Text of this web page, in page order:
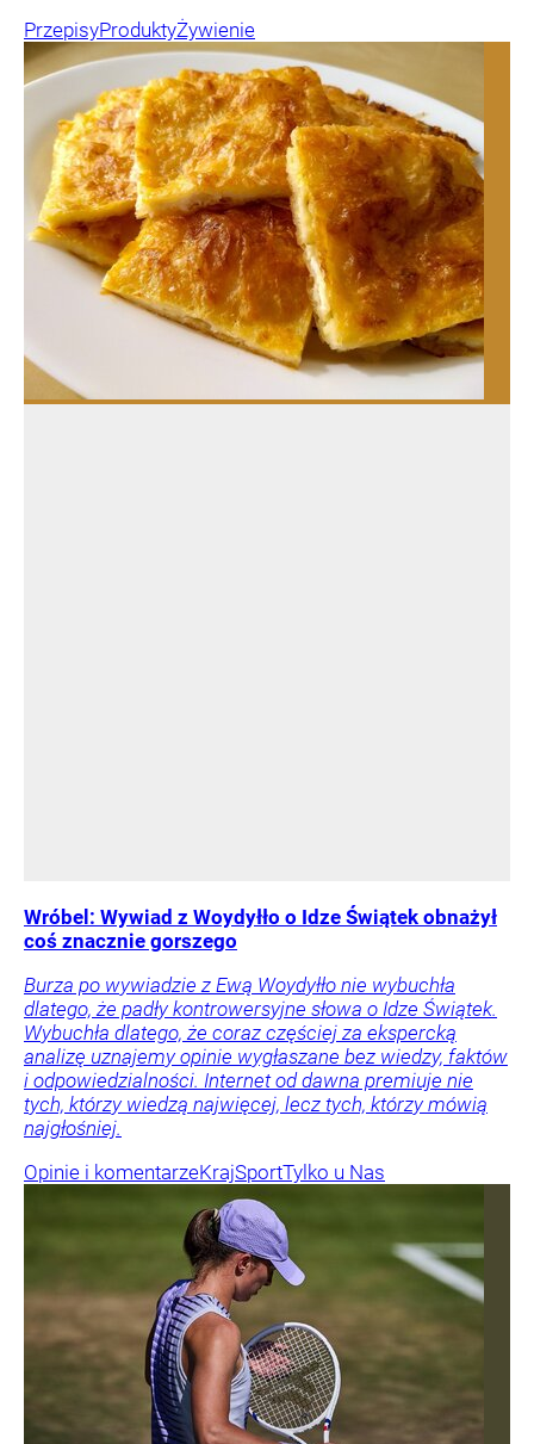
PrzepisyProduktyŻywienie
Wróbel: Wywiad z Woydyłło o Idze Świątek obnażył
coś znacznie gorszego
Burza po wywiadzie z Ewą Woydyłło nie wybuchła
dlatego, że padły kontrowersyjne słowa o Idze Świątek.
Wybuchła dlatego, że coraz częściej za ekspercką
analizę uznajemy opinie wygłaszane bez wiedzy, faktów
i odpowiedzialności. Internet od dawna premiuje nie
tych, którzy wiedzą najwięcej, lecz tych, którzy mówią
najgłośniej.
Opinie i komentarzeKrajSportTylko u Nas